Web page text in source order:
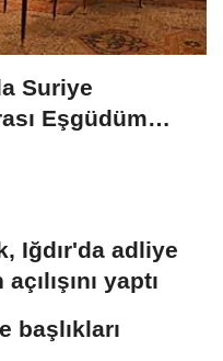
Suriye
Eşgüdüm
Iğdır'da adliye
yaptı
başlıkları